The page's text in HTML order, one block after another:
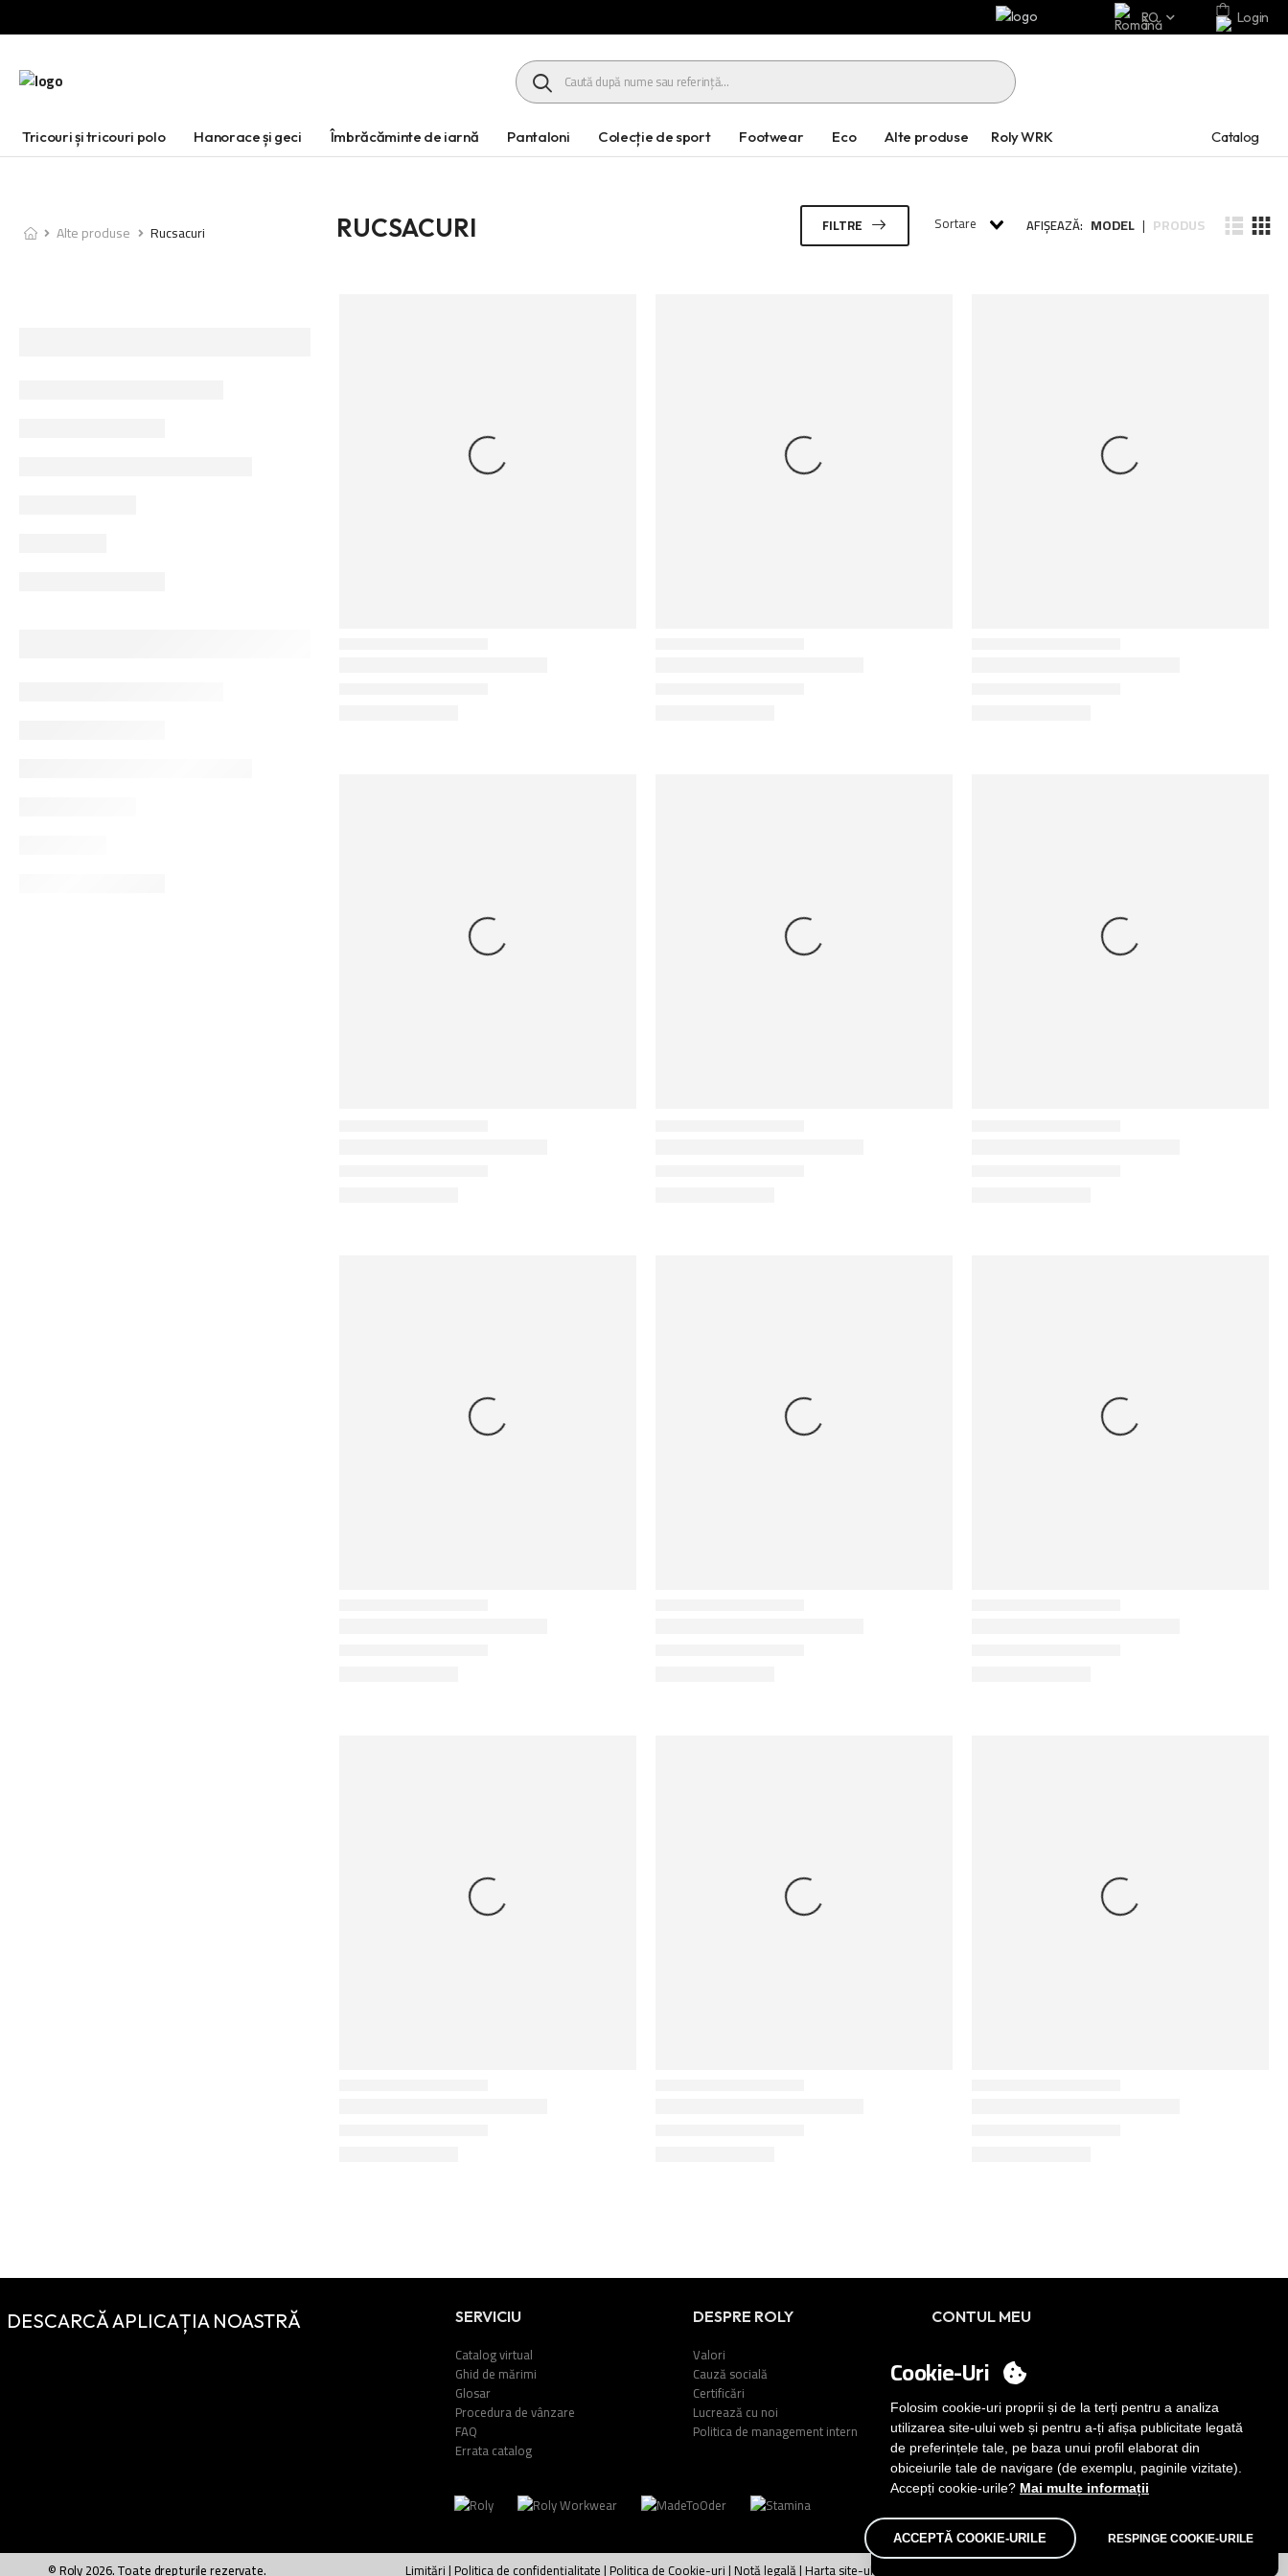
RO Login
HEADER SEARCH BUTTON
Tricouri și tricouri polo Hanorace și geci Îmbrăcăminte de iarnă Pantaloni Colecție de sport Footwear Eco Alte produse Roly WRK Catalog
Alte produse Rucsacuri RUCSACURI FILTRE Sortare AFIȘEAZĂ: MODEL | PRODUS
DESCARCĂ APLICAȚIA NOASTRĂ SERVICIU
Catalog virtual
Ghid de mărimi
Glosar
Procedura de vânzare
FAQ
Errata catalog
DESPRE ROLY
Valori
Cauză socială
Certificări
Lucrează cu noi
Politica de management intern
CONTUL MEU
Vrei să devii client?
© Roly 2026. Toate drepturile rezervate. Limitări|Politica de confidențialitate|Politica de Cookie-uri|Notă legală|Harta site-ului
Cookie-Uri
Folosim cookie-uri proprii și de la terți pentru a analiza
utilizarea site-ului web și pentru a-ți afișa publicitate legată
de preferințele tale, pe baza unui profil elaborat din
obiceiurile tale de navigare (de exemplu, paginile vizitate).
Accepți cookie-urile? Mai multe informații
ACCEPTĂ COOKIE-URILE RESPINGE COOKIE-URILE